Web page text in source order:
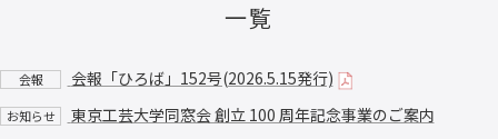
一覧
会報 会報「ひろば」152号(2026.5.15発行)
お知らせ 東京工芸大学同窓会 創立 100 周年記念事業のご案内